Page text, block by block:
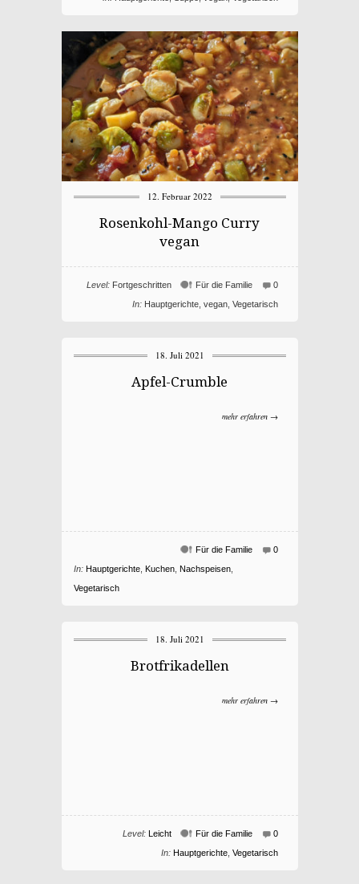
12. Februar 2022
Rosenkohl-Mango Curry
vegan
0
Für die Familie
Level: Fortgeschritten
In: Hauptgerichte, vegan, Vegetarisch
18. Juli 2021
Apfel-Crumble
mehr erfahren →
0
Für die Familie
In: Hauptgerichte, Kuchen, Nachspeisen,
Vegetarisch
18. Juli 2021
Brotfrikadellen
mehr erfahren →
0
Für die Familie
Level: Leicht
In: Hauptgerichte, Vegetarisch